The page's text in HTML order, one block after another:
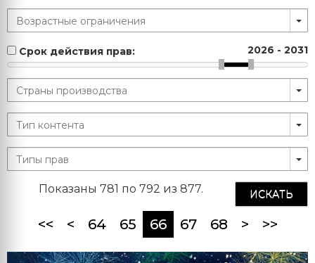
Срок действия прав: 2026 - 2031
ИСКАТЬ
Показаны 781 по 792 из 877.
<< < 64 65 66(current)
67 68 > >>